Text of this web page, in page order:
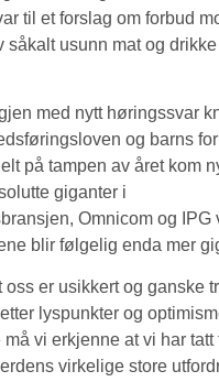
til et forslag om forbud
såkalt usunn mat og
med nytt høringssvar
og barns
på tampen av året kom
giganter i
Omnicom og IPG
blir følgelig enda mer
oss er usikkert og ganske
lyspunkter og
vi erkjenne at vi har tatt
virkelige store